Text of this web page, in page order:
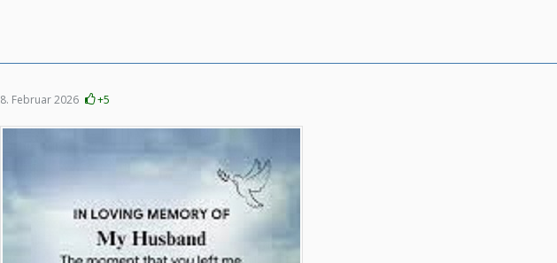
8. Februar 2026 +5